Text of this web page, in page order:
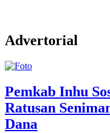
Advertorial
Pemkab Inhu
Ratusan
Dana